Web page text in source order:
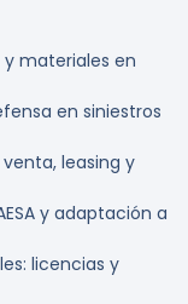
materiales en
en siniestros
leasing y
y adaptación a
licencias y